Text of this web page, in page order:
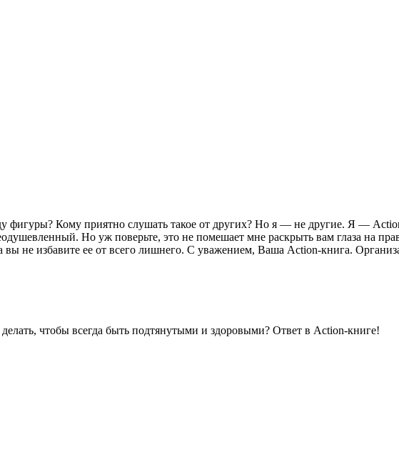
Кому приятно слушать такое от других? Но я — не другие. Я —
Но уж поверьте, это не помешает мне раскрыть вам глаза на
не избавите ее от всего лишнего. С уважением, Ваша Action-книга.
чтобы всегда быть подтянутыми и здоровыми? Ответ в Action-книге!